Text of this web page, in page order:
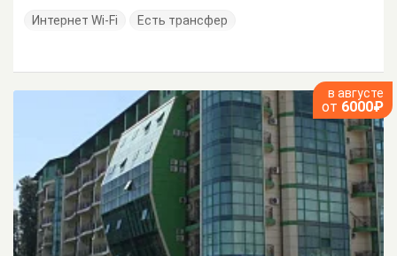
Интернет Wi-Fi Есть трансфер
в августе
от 6000₽